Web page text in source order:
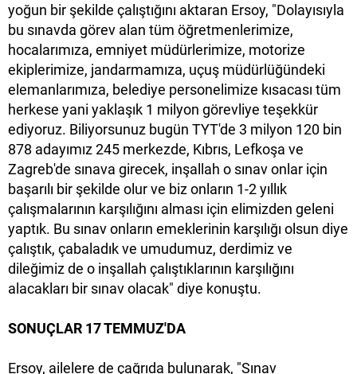
yoğun bir şekilde çalıştığını aktaran Ersoy, "Dolayısıyla
bu sınavda görev alan tüm öğretmenlerimize,
hocalarımıza, emniyet müdürlerimize, motorize
ekiplerimize, jandarmamıza, uçuş müdürlüğündeki
elemanlarımıza, belediye personelimize kısacası tüm
herkese yani yaklaşık 1 milyon görevliye teşekkür
ediyoruz. Biliyorsunuz bugün TYT'de 3 milyon 120 bin
878 adayımız 245 merkezde, Kıbrıs, Lefkoşa ve
Zagreb'de sınava girecek, inşallah o sınav onlar için
başarılı bir şekilde olur ve biz onların 1-2 yıllık
çalışmalarının karşılığını alması için elimizden geleni
yaptık. Bu sınav onların emeklerinin karşılığı olsun diye
çalıştık, çabaladık ve umudumuz, derdimiz ve
dileğimiz de o inşallah çalıştıklarının karşılığını
alacakları bir sınav olacak" diye konuştu.
SONUÇLAR 17 TEMMUZ'DA
Ersoy, ailelere de çağrıda bulunarak, "Sınav